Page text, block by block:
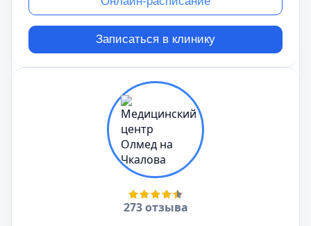
Записаться в клинику
273 отзыва